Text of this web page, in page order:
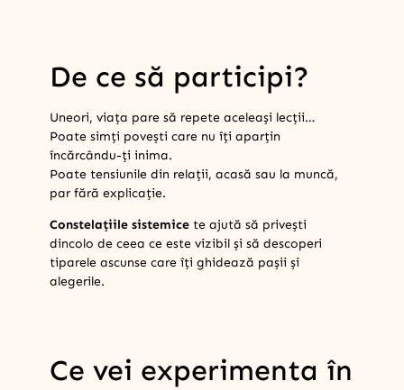
De ce să participi?
Uneori, viața pare să repete aceleași lecții…
Poate simți povești care nu îți aparțin
încărcându-ți inima.
Poate tensiunile din relații, acasă sau la muncă,
par fără explicație.
Constelațiile sistemicete ajută să privești
dincolo de ceea ce este vizibil și să descoperi
tiparele ascunse care îți ghidează pașii și
alegerile.
Ce vei experimenta în